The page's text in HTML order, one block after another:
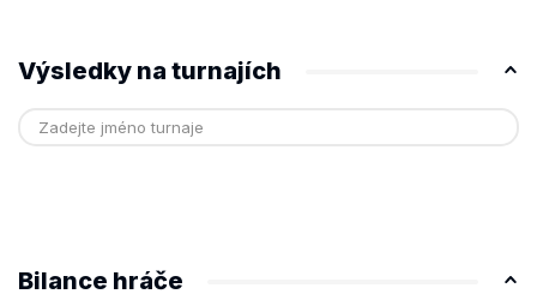
Výsledky na turnajích
Bilance hráče